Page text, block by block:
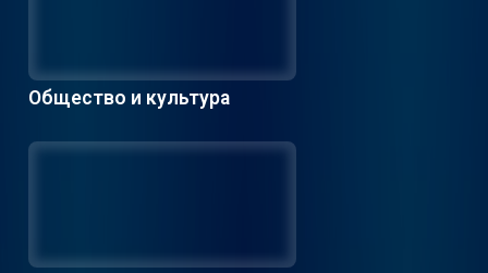
Общество и культура